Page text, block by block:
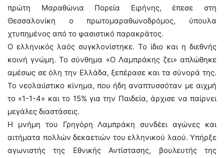
πρώτη Μαραθώνια Πορεία Ειρήνης, έπεσε στη
Θεσσαλονίκη ο πρωτομαραθωνοδρόμος, ύπουλα
χτυπημένος από το φασιστικό παρακράτος.
Ο ελληνικός λαός συγκλονίστηκε. Το ίδιο και η διεθνής
κοινή γνώμη. Το σύνθημα «Ο Λαμπράκης ζει» απλώθηκε
αμέσως σε όλη την Ελλάδα, ξεπέρασε και τα σύνορά της.
Το νεολαιίστικο κίνημα, που ήδη αναπτυσσόταν με αιχμή
το «1-1-4» και το 15% για την Παιδεία, άρχισε να παίρνει
μεγάλες διαστάσεις.
Η μνήμη του Γρηγόρη Λαμπράκη συνδέει αγώνες και
αιτήματα πολλών δεκαετιών του ελληνικού λαού. Υπήρξε
αγωνιστής της Εθνικής Αντίστασης, βουλευτής της